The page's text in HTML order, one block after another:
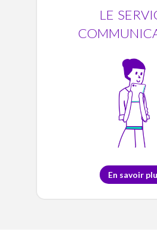
le
En savoir